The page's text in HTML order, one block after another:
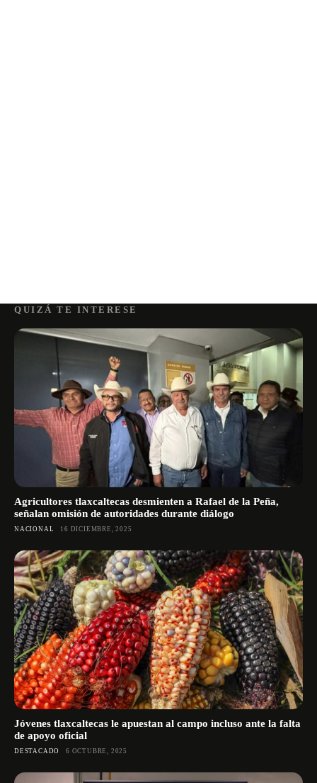
QUIZÁ TE INTERESE
Agricultores tlaxcaltecas desmienten a Rafael de la Peña,
señalan omisión de autoridades durante diálogo
NACIONAL 16 DICIEMBRE, 2025
Jóvenes tlaxcaltecas le apuestan al campo incluso ante la falta
de apoyo oficial
DESTACADO 6 OCTUBRE, 2025